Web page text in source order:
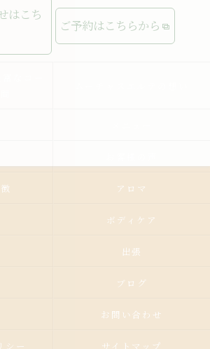
はこち
ご予約はこちらから
アロマ
ボディケア
出張
ブログ
お問い合わせ
シー サイトマップ